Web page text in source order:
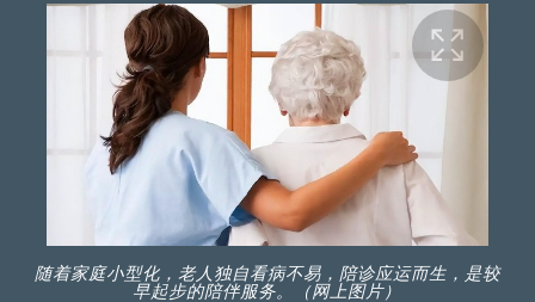
随着家庭小型化，老人独自看病不易，陪诊应运而生，是较
早起步的陪伴服务。（网上图片）